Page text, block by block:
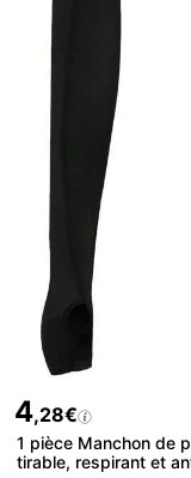
4,28€
1 pièce Manchon de
tirable, respirant et